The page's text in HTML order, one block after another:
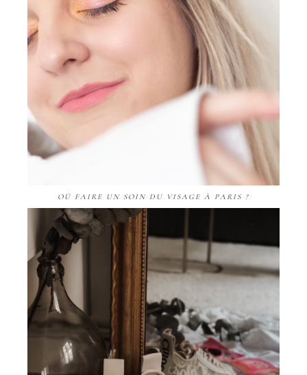
OÙ FAIRE UN SOIN DU VISAGE À PARIS ?